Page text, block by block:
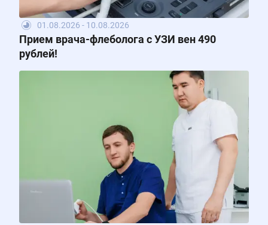
01.08.2026 - 10.08.2026
Прием врача-флеболога с УЗИ вен 490
рублей!